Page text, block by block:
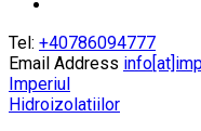
Tel: +40786094777
Email Address
Imperiul
Hidroizolatiilor